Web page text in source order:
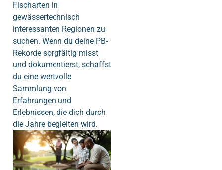
Fischarten in
gewässertechnisch
interessanten Regionen zu
suchen. Wenn du deine PB-
Rekorde sorgfältig misst
und dokumentierst, schaffst
du eine wertvolle
Sammlung von
Erfahrungen und
Erlebnissen, die dich durch
die Jahre begleiten wird.